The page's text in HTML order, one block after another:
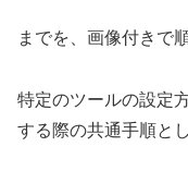
までを、画像付きで
特定のツールの設定
する際の共通手順と